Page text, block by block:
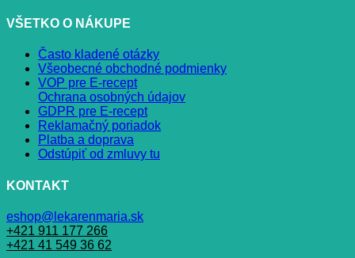
VŠETKO O NÁKUPE
Často kladené otázky
Všeobecné obchodné podmienky
VOP pre E-recept
Ochrana osobných údajov
GDPR pre E-recept
Reklamačný poriadok
Platba a doprava
Odstúpiť od zmluvy tu
KONTAKT
eshop@lekarenmaria.sk
+421 911 177 266
+421 41 549 36 62